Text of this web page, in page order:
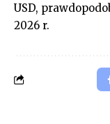
USD,
2026 r.